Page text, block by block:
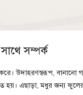
সম্পর্ক
উদাহরণস্বরূপ, বানানো
হয়। এছাড়া, মধুর জন্য ফুলের